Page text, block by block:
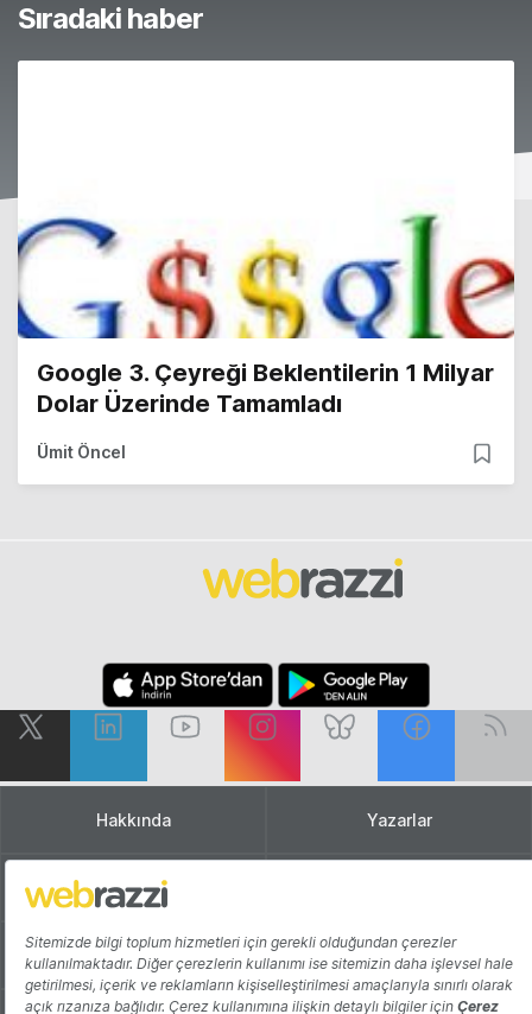
Sıradaki haber
Google 3. Çeyreği Beklentilerin 1 Milyar
Dolar Üzerinde Tamamladı
Ümit Öncel
Hakkında Yazarlar
Katkıda Bulun
Girişiminizi Tanıtın İletişim